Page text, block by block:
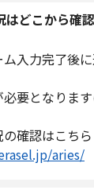
はどこから確
入力完了後
必要となりま
確認はこちら
aries/